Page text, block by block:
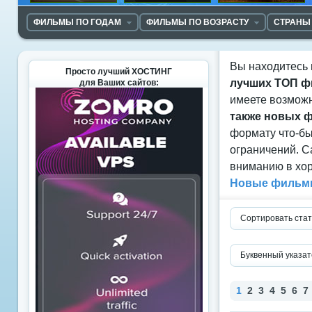
ФИЛЬМЫ ПО ГОДАМ ФИЛЬМЫ ПО ВОЗРАСТУ
Вы находитесь
лучших ТОП
имеете
также новых
формату что-
ограничений.
вниманию в
Новые
Сортировать
Буквенный
1 2 3 4 5 6 7
Просто лучший ХОСТИНГ
для Ваших сайтов: